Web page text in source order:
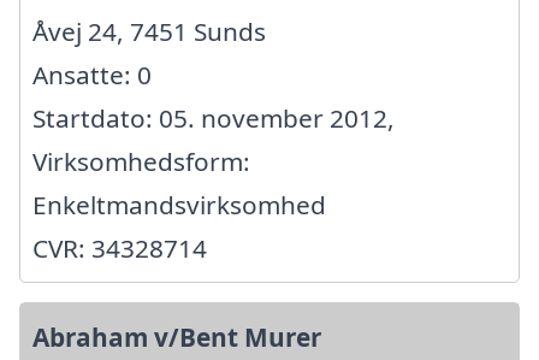
Åvej 24, 7451 Sunds
Ansatte: 0
Startdato: 05. november 2012,
Virksomhedsform:
Enkeltmandsvirksomhed
CVR: 34328714
Abraham v/Bent Murer